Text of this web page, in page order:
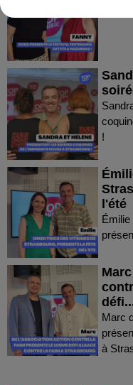
!
l'été
Marc
à